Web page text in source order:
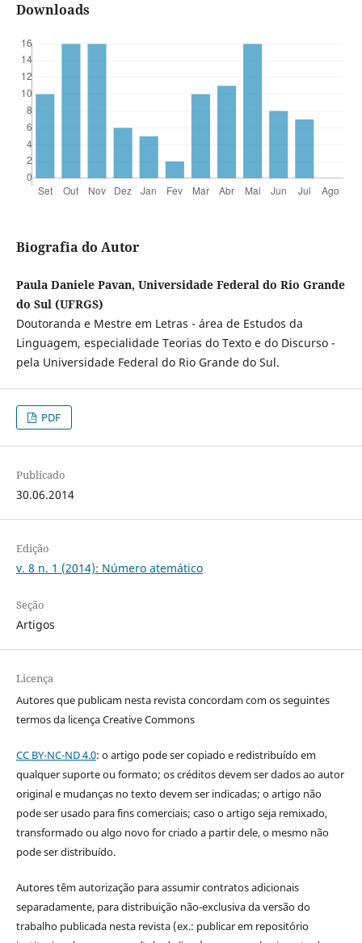
Downloads
Biografia do Autor
Paula Daniele Pavan, Universidade Federal do Rio Grande
do Sul (UFRGS)
Doutoranda e Mestre em Letras - área de Estudos da
Linguagem, especialidade Teorias do Texto e do Discurso -
pela Universidade Federal do Rio Grande do Sul.
PDF
Publicado
30.06.2014
Edição
v. 8 n. 1 (2014): Número atemático
Seção
Artigos
Licença
Autores que publicam nesta revista concordam com os seguintes
termos da licença Creative Commons
CC BY-NC-ND 4.0: o artigo pode ser copiado e redistribuído em
qualquer suporte ou formato; os créditos devem ser dados ao autor
original e mudanças no texto devem ser indicadas; o artigo não
pode ser usado para fins comerciais; caso o artigo seja remixado,
transformado ou algo novo for criado a partir dele, o mesmo não
pode ser distribuído.
Autores têm autorização para assumir contratos adicionais
separadamente, para distribuição não-exclusiva da versão do
trabalho publicada nesta revista (ex.: publicar em repositório